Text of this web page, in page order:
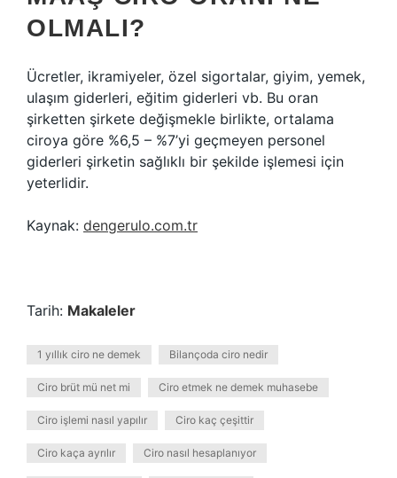
OLMALI?
Ücretler, ikramiyeler, özel sigortalar, giyim, yemek,
ulaşım giderleri, eğitim giderleri vb. Bu oran
şirketten şirkete değişmekle birlikte, ortalama
ciroya göre %6,5 – %7’yi geçmeyen personel
giderleri şirketin sağlıklı bir şekilde işlemesi için
yeterlidir.
Kaynak: dengerulo.com.tr
Tarih: Makaleler
1 yıllık ciro ne demek Bilançoda ciro nedir
Ciro brüt mü net mi Ciro etmek ne demek muhasebe
Ciro işlemi nasıl yapılır Ciro kaç çeşittir
Ciro kaça ayrılır Ciro nasıl hesaplanıyor